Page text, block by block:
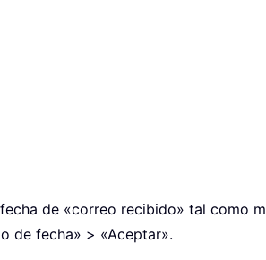
de «correo recibido» tal como
de fecha» > «Aceptar».